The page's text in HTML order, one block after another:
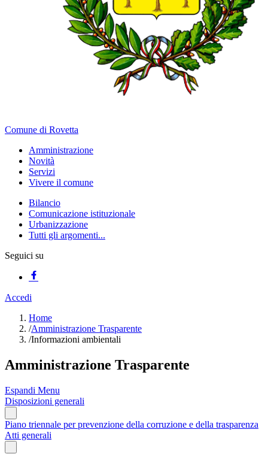
Comune di Rovetta
Amministrazione
Novità
Servizi
Vivere il comune
Bilancio
Comunicazione istituzionale
Urbanizzazione
Tutti gli argomenti...
Seguici su
Accedi
Home
/Amministrazione Trasparente
/Informazioni ambientali
Amministrazione Trasparente
Espandi Menu
Disposizioni generali
Piano triennale per prevenzione della corruzione e della trasparenza
Atti generali